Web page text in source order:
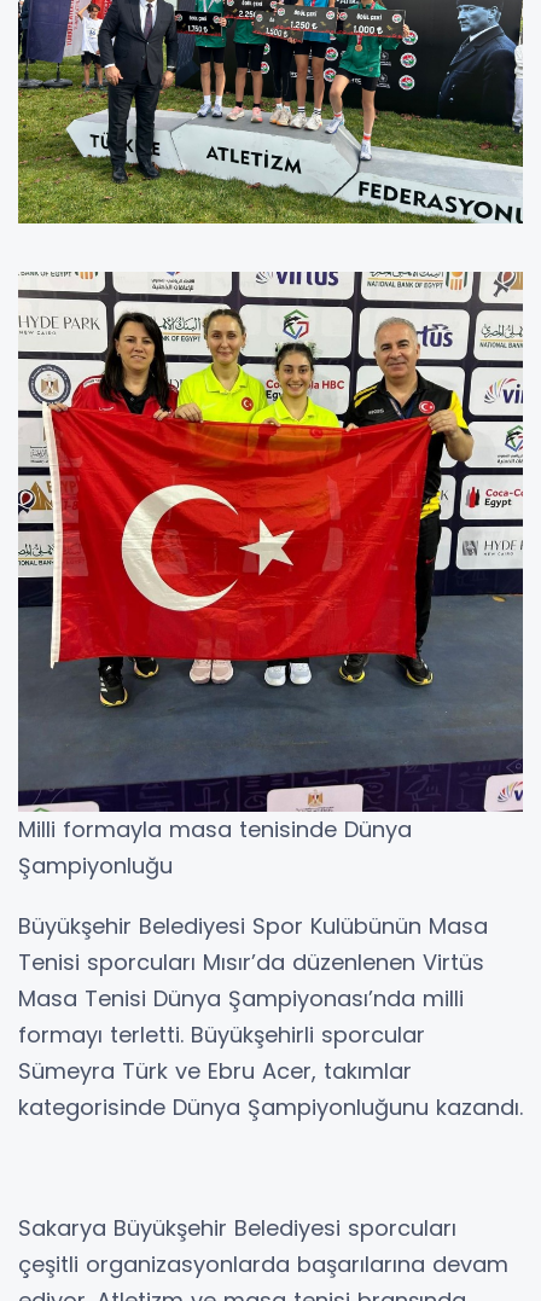
Milli formayla masa tenisinde Dünya
Şampiyonluğu
Büyükşehir Belediyesi Spor Kulübünün Masa
Tenisi sporcuları Mısır’da düzenlenen Virtüs
Masa Tenisi Dünya Şampiyonası’nda milli
formayı terletti. Büyükşehirli sporcular
Sümeyra Türk ve Ebru Acer, takımlar
kategorisinde Dünya Şampiyonluğunu kazandı.
Sakarya Büyükşehir Belediyesi sporcuları
çeşitli organizasyonlarda başarılarına devam